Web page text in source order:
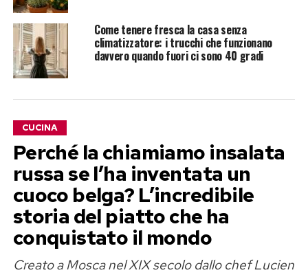
Come tenere fresca la casa senza
climatizzatore: i trucchi che funzionano
davvero quando fuori ci sono 40 gradi
CUCINA
Perché la chiamiamo insalata
russa se l’ha inventata un
cuoco belga? L’incredibile
storia del piatto che ha
conquistato il mondo
Creato a Mosca nel XIX secolo dallo chef Lucien